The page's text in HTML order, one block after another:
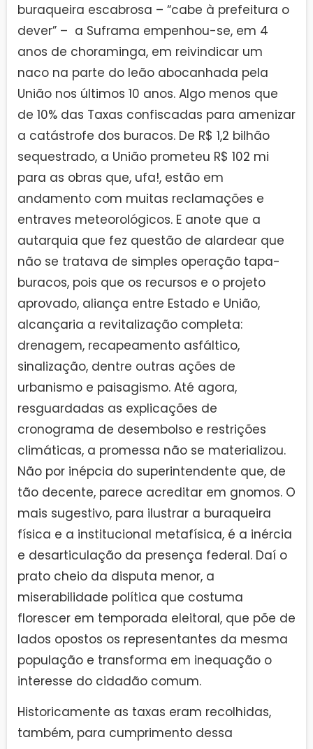
buraqueira escabrosa – “cabe à prefeitura o
dever” – a Suframa empenhou-se, em 4
anos de choraminga, em reivindicar um
naco na parte do leão abocanhada pela
União nos últimos 10 anos. Algo menos que
de 10% das Taxas confiscadas para amenizar
a catástrofe dos buracos. De R$ 1,2 bilhão
sequestrado, a União prometeu R$ 102 mi
para as obras que, ufa!, estão em
andamento com muitas reclamações e
entraves meteorológicos. E anote que a
autarquia que fez questão de alardear que
não se tratava de simples operação tapa-
buracos, pois que os recursos e o projeto
aprovado, aliança entre Estado e União,
alcançaria a revitalização completa:
drenagem, recapeamento asfáltico,
sinalização, dentre outras ações de
urbanismo e paisagismo. Até agora,
resguardadas as explicações de
cronograma de desembolso e restrições
climáticas, a promessa não se materializou.
Não por inépcia do superintendente que, de
tão decente, parece acreditar em gnomos. O
mais sugestivo, para ilustrar a buraqueira
física e a institucional metafísica, é a inércia
e desarticulação da presença federal. Daí o
prato cheio da disputa menor, a
miserabilidade política que costuma
florescer em temporada eleitoral, que põe de
lados opostos os representantes da mesma
população e transforma em inequação o
interesse do cidadão comum.
Historicamente as taxas eram recolhidas,
também, para cumprimento dessa